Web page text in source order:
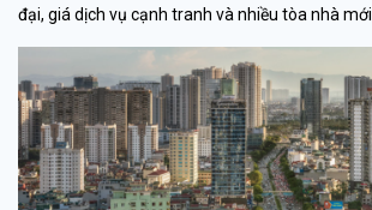
đại, giá dịch vụ cạnh tranh và nhiều tòa nhà mới.